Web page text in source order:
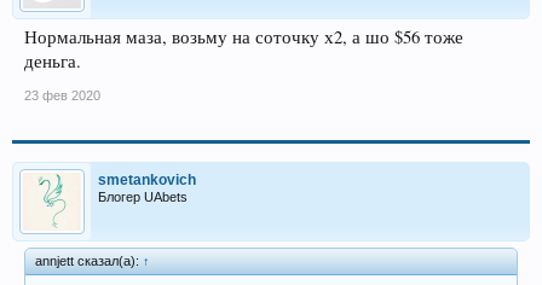
Нормальная маза, возьму на соточку х2, а шо $56 тоже
деньга.
23 фев 2020
smetankovich
Блогер UAbets
annjett сказал(а): ↑